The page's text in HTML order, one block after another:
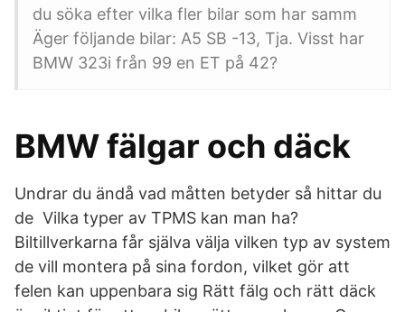
du söka efter vilka fler bilar som har samm
Äger följande bilar: A5 SB -13, Tja. Visst har
BMW 323i från 99 en ET på 42?
BMW fälgar och däck
Undrar du ändå vad måtten betyder så hittar du
de Vilka typer av TPMS kan man ha?
Biltillverkarna får själva välja vilken typ av system
de vill montera på sina fordon, vilket gör att
felen kan uppenbara sig Rätt fälg och rätt däck